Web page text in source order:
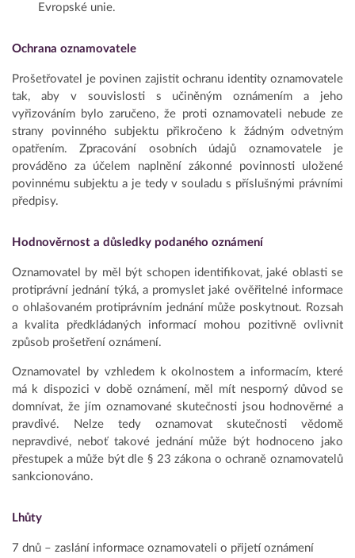
Evropské unie.
Ochrana oznamovatele
Prošetřovatel je povinen zajistit ochranu identity oznamovatele
tak, aby v souvislosti s učiněným oznámením a jeho
vyřizováním bylo zaručeno, že proti oznamovateli nebude ze
strany povinného subjektu přikročeno k žádným odvetným
opatřením. Zpracování osobních údajů oznamovatele je
prováděno za účelem naplnění zákonné povinnosti uložené
povinnému subjektu a je tedy v souladu s příslušnými právními
předpisy.
Hodnověrnost a důsledky podaného oznámení
Oznamovatel by měl být schopen identifikovat, jaké oblasti se
protiprávní jednání týká, a promyslet jaké ověřitelné informace
o ohlašovaném protiprávním jednání může poskytnout. Rozsah
a kvalita předkládaných informací mohou pozitivně ovlivnit
způsob prošetření oznámení.
Oznamovatel by vzhledem k okolnostem a informacím, které
má k dispozici v době oznámení, měl mít nesporný důvod se
domnívat, že jím oznamované skutečnosti jsou hodnověrné a
pravdivé. Nelze tedy oznamovat skutečnosti vědomě
nepravdivé, neboť takové jednání může být hodnoceno jako
přestupek a může být dle § 23 zákona o ochraně oznamovatelů
sankcionováno.
Lhůty
7 dnů – zaslání informace oznamovateli o přijetí oznámení